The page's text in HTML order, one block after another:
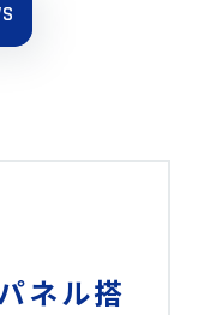
ネル搭